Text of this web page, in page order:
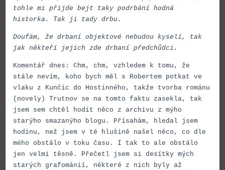
tohle mi přijde bejt taky podrbání hodná
historka. Tak ji tady drbu.
Doufám, že drbaní objektové nebudou kyselí, tak
jak někteří jejich zde drbaní předchůdci.
Komentář dnes: Chm, chm, vzhledem k tomu, že
stále nevím, koho bych měl s Robertem potkat ve
vlaku z Kunčic do Hostinného, takže tvorba románu
(novely) Trutnov se na tomto faktu zasekla, tak
jsem sem chtěl hodit něco z archivu z mýho
starýho smazanýho blogu. Přísahám, hledal jsem
hodinu, než jsem v té hlušině našel něco, co dle
mého obstálo v toku času. I tak to ale obstálo
jen velmi těsně. Přečetl jsem si desítky mých
starých grafománií, některé z nich byly až